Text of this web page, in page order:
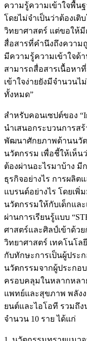
ความรู้ความเข้าใจพื้น
โดยไม่จำเป็นว่าต้องเ
วิทยาศาสตร์ แต่ขอให้มี
สื่อสารที่คำนึงถึงความ
มีความรู้ความเข้าใจด้
สามารถสื่อสารเนื้อหา
เข้าใจง่ายยังมีจำนวนไ
ทั้งหมด”
สำหรับคอนเซปต์ของ
นำเสนอกระบวนการส
พัฒนาศักยภาพด้านนวั
นวัตกรรม เพื่อชี้ให้เห็น
ต้องผ่านอะไรมาบ้าง มี
ธุรกิจอย่างไร การผลิต
แบรนด์อย่างไร โดยเพิ่
นวัตกรรมให้กับเด็กแล
ผ่านการเรียนรู้แบบ
ศาสตร์และศิลป์เข้าด้ว
วิทยาศาสตร์ เทคโนโ
กับทักษะการเป็นผู้ประ
นวัตกรรมจากผู้ประกอ
ครอบคลุมในหลากหลา
แพทย์และสุขภาพ พลัง
ยนต์และไอโอที รวมถึ
จำนวน 10 ราย ได้แก่